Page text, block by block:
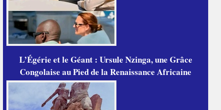
L’Égérie et le Géant : Ursule Nzinga, une Grâce
Congolaise au Pied de la Renaissance Africaine